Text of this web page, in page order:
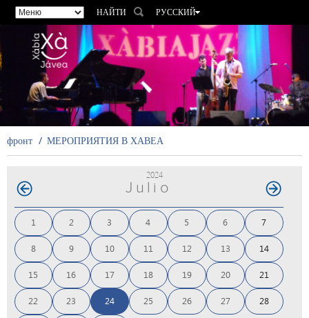
НАЙТИ
РУССКИЙ
ESPAÑOL
VALENCIÀ
FRANÇAIS
DEUTSCH
фронт МЕРОПРИЯТИЯ В ХАВЕА
2024
Julio
1 2 3 4 5 6 7
8 9 10 11 12 13 14
15 16 17 18 19 20 21
22 23 24 25 26 27 28